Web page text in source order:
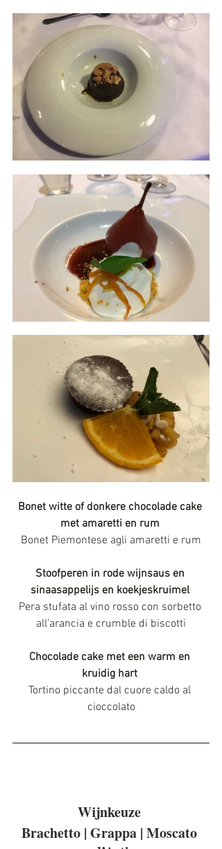
Bonet witte of donkere chocolade cake
met amaretti en rum
Bonet Piemontese agli amaretti e rum
Stoofperen in rode wijnsaus en
sinaasappelijs en koekjeskruimel
Pera stufata al vino rosso con sorbetto
all’arancia e crumble di biscotti
Chocolade cake met een warm en
kruidig hart
Tortino piccante dal cuore caldo al
cioccolato
Wijnkeuze
Brachetto | Grappa | Moscato